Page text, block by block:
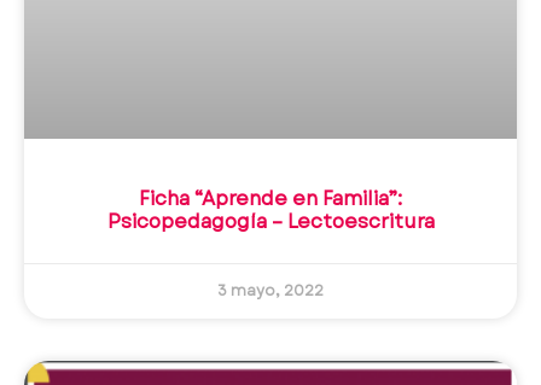
Ficha “Aprende en Familia”:
Psicopedagogía – Lectoescritura
3 mayo, 2022